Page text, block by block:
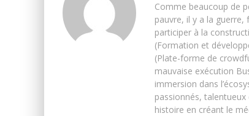
Comme beaucoup de
pauvre, il y a la
participer à la
(Formation et
(Plate-forme de
mauvaise exécution
immersion dans
passionnés,
histoire en créant le